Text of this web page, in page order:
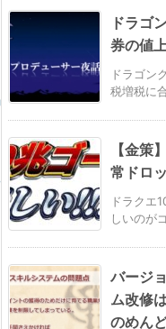
ドラゴ
券の値
ドラゴン
税増税に
【金策
常ドロ
ドラクエ
しいのが
バージ
ム改修
のめん